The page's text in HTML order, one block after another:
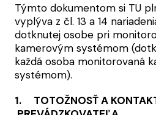
Týmto dokumentom si TU
vyplýva z čl. 13 a 14
dotknutej osobe pri
kamerovým systémom
každá osoba monitorovaná
systémom).
1. TOTOŽNOSŤ A